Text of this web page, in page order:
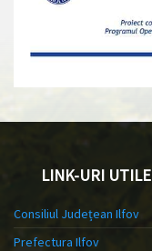
LINK-URI UTILE
Consiliul Județean Ilfov
Prefectura Ilfov